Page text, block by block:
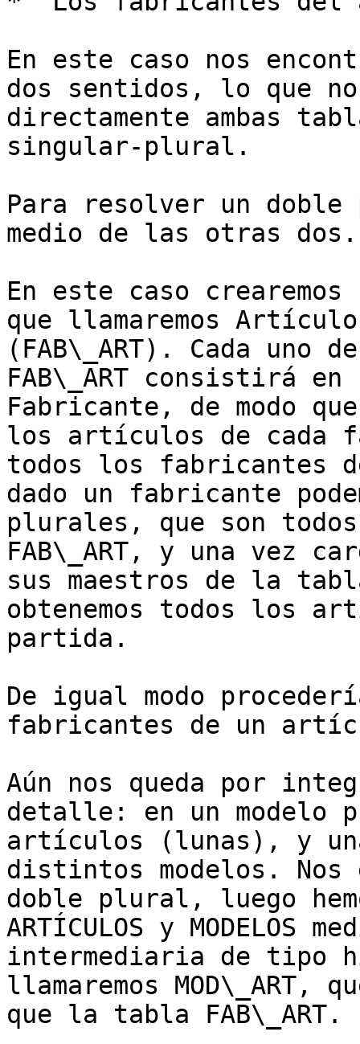
En este caso nos
dos sentidos, lo que
directamente ambas
singular-plural.
Para resolver un doble
medio de las otras dos.
En este caso
que llamaremos
(FAB\_ART). Cada
FAB\_ART consistirá
Fabricante, de modo
los artículos de cada
todos los fabricantes
dado un fabricante
plurales, que son
FAB\_ART, y una vez
sus maestros de la tabla
obtenemos todos los
partida.
De igual modo
fabricantes de un
Aún nos queda por
detalle: en un modelo
artículos (lunas), y
distintos modelos. Nos
doble plural, luego
ARTÍCULOS y MODELOS
intermediaria de tipo
llamaremos
que la tabla FAB\_ART.